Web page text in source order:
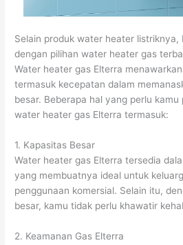
Selain produk water heater listriknya,
dengan pilihan water heater gas
Water heater gas Elterra
termasuk kecepatan dalam
besar. Beberapa hal yang perlu
water heater gas Elterra termasuk:
1. Kapasitas Besar
Water heater gas Elterra tersedia
yang membuatnya ideal untuk
penggunaan komersial. Selain itu,
besar, kamu tidak perlu khawatir
2. Keamanan Gas Elterra